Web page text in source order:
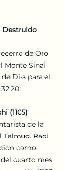
Destruido
de Oro
Monte Sinaí
Di-s para el
(1105)
de la
Talmud. Rabí
como
del cuarto mes